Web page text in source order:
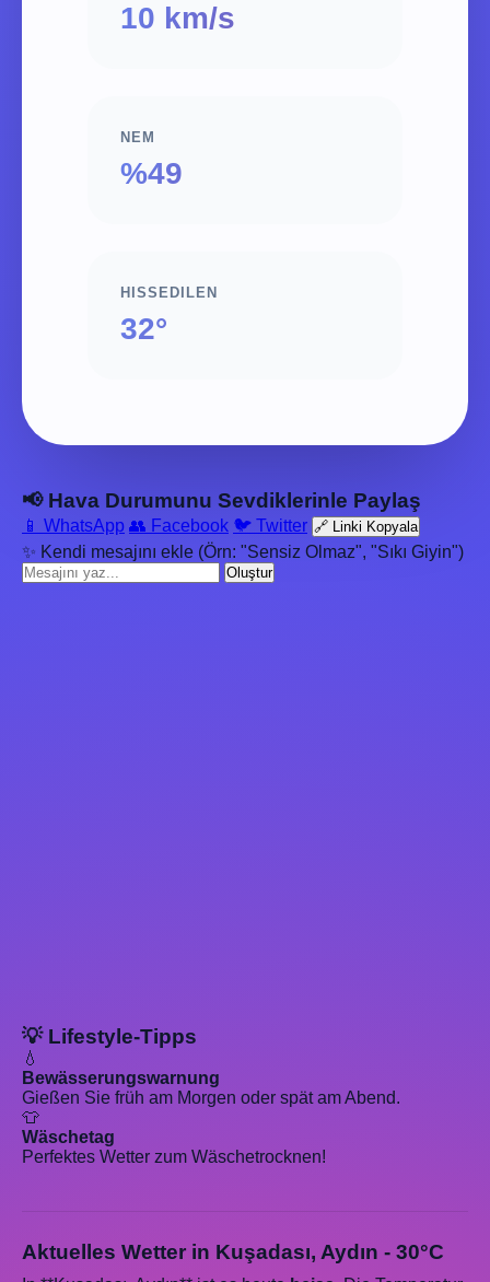
10 km/s
NEM
%49
HISSEDILEN
32°
📢 Hava Durumunu Sevdiklerinle Paylaş
📱 WhatsApp 👥 Facebook 🐦 Twitter 🔗 Linki Kopyala
✨ Kendi mesajını ekle (Örn: "Sensiz Olmaz", "Sıkı Giyin")
Oluştur
💡 Lifestyle-Tipps
💧
Bewässerungswarnung
Gießen Sie früh am Morgen oder spät am Abend.
👕
Wäschetag
Perfektes Wetter zum Wäschetrocknen!
Aktuelles Wetter in Kuşadası, Aydın - 30°C